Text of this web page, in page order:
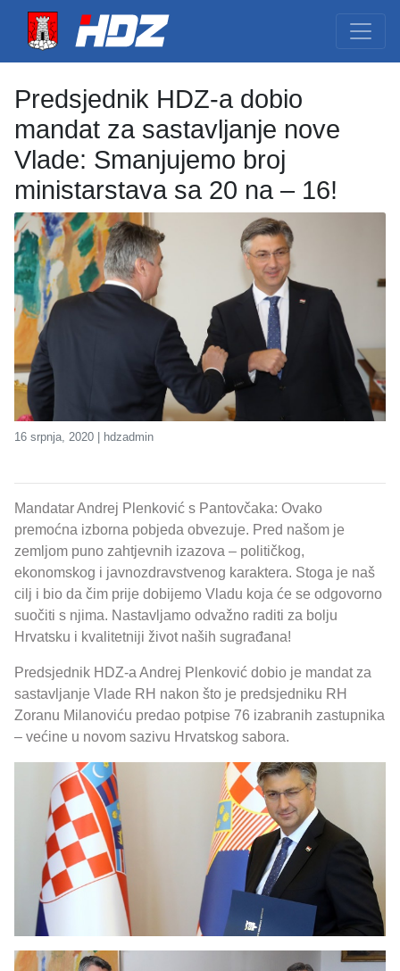
Predsjednik HDZ-a dobio
mandat za sastavljanje nove
Vlade: Smanjujemo broj
ministarstava sa 20 na – 16!
16 srpnja, 2020 | hdzadmin
Mandatar Andrej Plenković s Pantovčaka: Ovako
premoćna izborna pobjeda obvezuje. Pred našom je
zemljom puno zahtjevnih izazova – političkog,
ekonomskog i javnozdravstvenog karaktera. Stoga je naš
cilj i bio da čim prije dobijemo Vladu koja će se odgovorno
suočiti s njima. Nastavljamo odvažno raditi za bolju
Hrvatsku i kvalitetniji život naših sugrađana!
Predsjednik HDZ-a Andrej Plenković dobio je mandat za
sastavljanje Vlade RH nakon što je predsjedniku RH
Zoranu Milanoviću predao potpise 76 izabranih zastupnika
– većine u novom sazivu Hrvatskog sabora.